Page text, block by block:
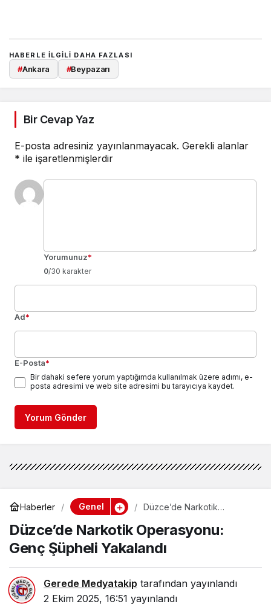
HABERLE ILGILI DAHA FAZLASI
#Ankara #Beypazarı
Bir Cevap Yaz
E-posta adresiniz yayınlanmayacak. Gerekli alanlar
* ile işaretlenmişlerdir
Yorumunuz*
0/30 karakter
Ad*
E-Posta*
Bir dahaki sefere yorum yaptığımda kullanılmak üzere adımı, e-
posta adresimi ve web site adresimi bu tarayıcıya kaydet.
Yorum Gönder
Haberler Genel
Düzce’de Narkotik
Yakalandı
Düzce’de Narkotik Operasyonu:
Genç Şüpheli Yakalandı
Gerede Medyatakip tarafından yayınlandı
2 Ekim 2025, 16:51 yayınlandı